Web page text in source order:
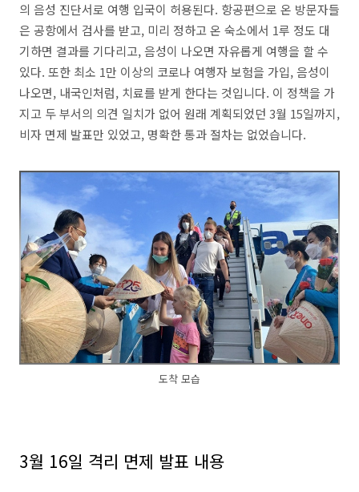
의 음성 진단서로 여행 입국이 허용된다. 항공편으로 온 방문자들
은 공항에서 검사를 받고, 미리 정하고 온 숙소에서 1루 정도 대
기하면 결과를 기다리고, 음성이 나오면 자유롭게 여행을 할 수
있다. 또한 최소 1만 이상의 코로나 여행자 보험을 가입, 음성이
나오면, 내국인처럼, 치료를 받게 한다는 것입니다. 이 정책을 가
지고 두 부서의 의견 일치가 없어 원래 계획되었던 3월 15일까지,
비자 면제 발표만 있었고, 명확한 통과 절차는 없었습니다.
도착 모습
3월 16일 격리 면제 발표 내용